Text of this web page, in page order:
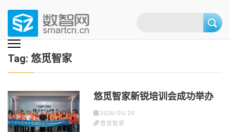
content
(Press
enter)
数智网
智能家居第一资讯门户 | 智能家居系统，智能家居产品，智能家居解决方
案，智能家居技术应用，智能家居行业观点，智能家居项目案例
Tag: 悠觅智家
悠觅智家新锐培训会成功举办
2026/05/20
悠觅智家